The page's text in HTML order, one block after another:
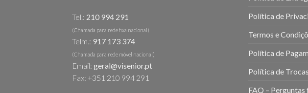
Tel.: 210 994 291
(Chamada para rede fixa nacional)
Telm.: 917 173 374
(Chamada para rede móvel nacional)
Email: geral@visenior.pt
Fax: +351 210 994 291
Política de
Termos e
Política de
Política de
FAQ – Perguntas